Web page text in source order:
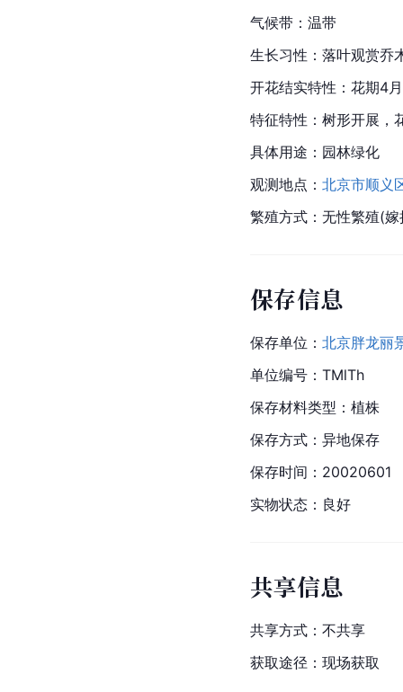
气候带：温带
生长习性：落叶观赏乔
开花结实特性：花期4
特征特性：树形开展，
具体用途：园林绿化
观测地点： 北京市顺义
繁殖方式：无性繁殖(
保存信息
保存单位： 北京胖龙丽
单位编号：TMlTh
保存材料类型：植株
保存方式：异地保存
保存时间：20020601
实物状态：良好
共享信息
共享方式：不共享
获取途径：现场获取